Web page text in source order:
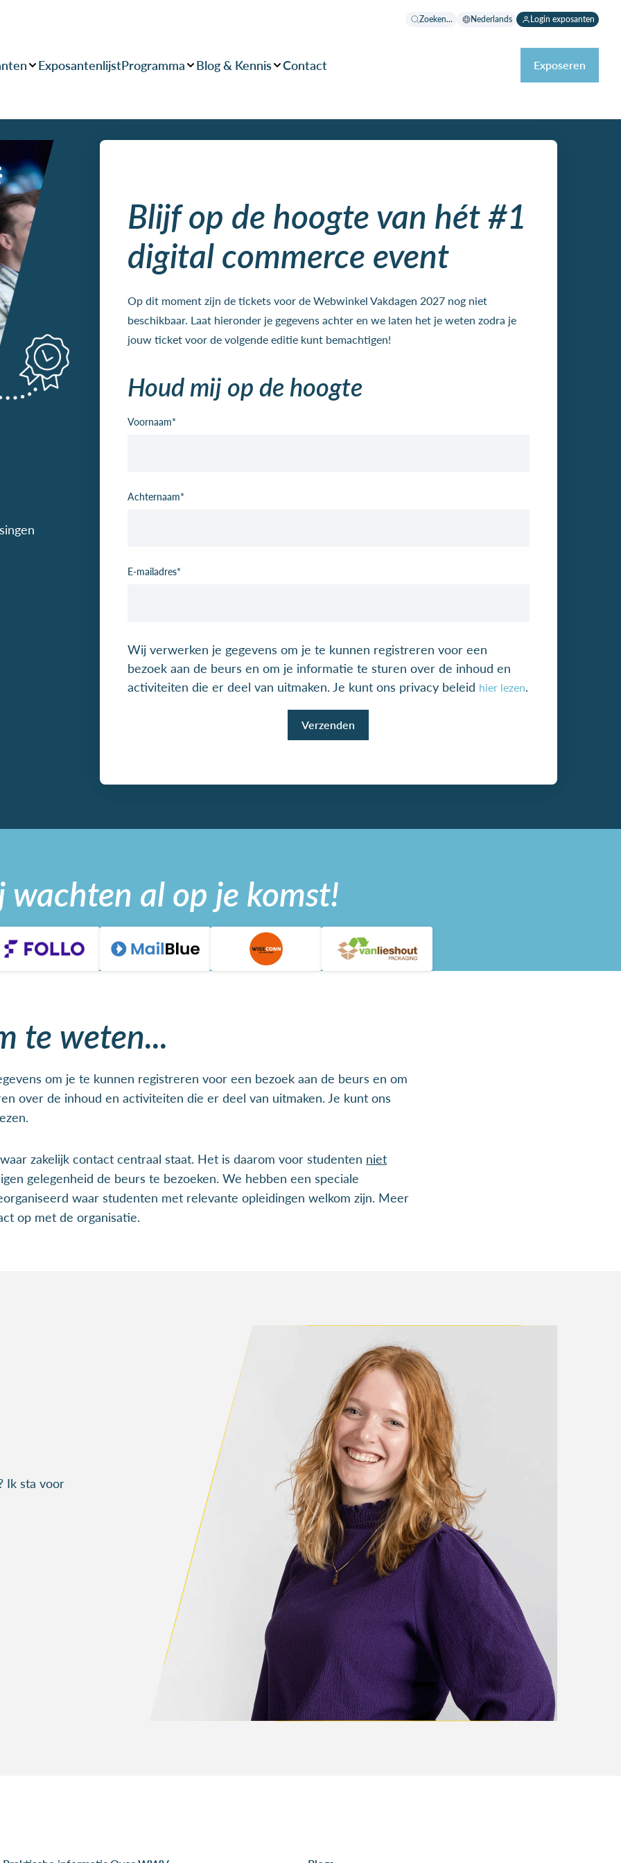
Zoeken... Nederlands Login exposanten
ExposantenlijstProgramma Blog & Kennis Contact Exposeren
Blijf op de hoogte van hét #1
digital commerce event
Op dit moment zijn de tickets voor de Webwinkel Vakdagen 2027 nog niet
beschikbaar. Laat hieronder je gegevens achter en we laten het je weten zodra je
jouw ticket voor de volgende editie kunt bemachtigen!
Houd mij op de hoogte
Voornaam*
Achternaam*
E-mailadres*
Wij verwerken je gegevens om je te kunnen registreren voor een
bezoek aan de beurs en om je informatie te sturen over de inhoud en
activiteiten die er deel van uitmaken. Je kunt ons privacy beleid hier lezen.
wachten al op je komst!
te weten...
om je te kunnen registreren voor een bezoek aan de beurs en om
over de inhoud en activiteiten die er deel van uitmaken. Je kunt ons
zakelijk contact centraal staat. Het is daarom voor studenten niet
gelegenheid de beurs te bezoeken. We hebben een speciale
waar studenten met relevante opleidingen welkom zijn. Meer
op met de organisatie.
Ik sta voor